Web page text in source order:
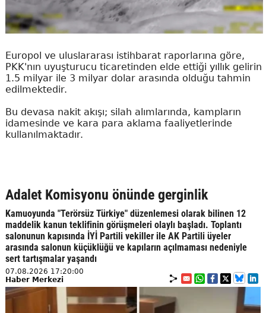
Europol ve uluslararası istihbarat raporlarına göre,
PKK'nın uyuşturucu ticaretinden elde ettiği yıllık gelirin
1.5 milyar ile 3 milyar dolar arasında olduğu tahmin
edilmektedir.
Bu devasa nakit akışı; silah alımlarında, kampların
idamesinde ve kara para aklama faaliyetlerinde
kullanılmaktadır.
Adalet Komisyonu önünde gerginlik
Kamuoyunda "Terörsüz Türkiye" düzenlemesi olarak bilinen 12
maddelik kanun teklifinin görüşmeleri olaylı başladı. Toplantı
salonunun kapısında İYİ Partili vekiller ile AK Partili üyeler
arasında salonun küçüklüğü ve kapıların açılmaması nedeniyle
sert tartışmalar yaşandı
07.08.2026 17:20:00
Haber Merkezi